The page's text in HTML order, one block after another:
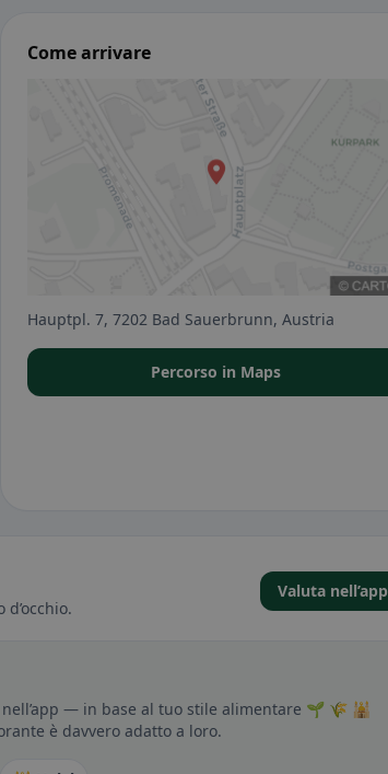
Come arrivare
Hauptpl. 7, 7202 Bad Sauerbrunn, Austria
Percorso in Maps
Valuta nell’app
— in base al tuo stile alimentare 🌱 🌾 🕌
è davvero adatto a loro.